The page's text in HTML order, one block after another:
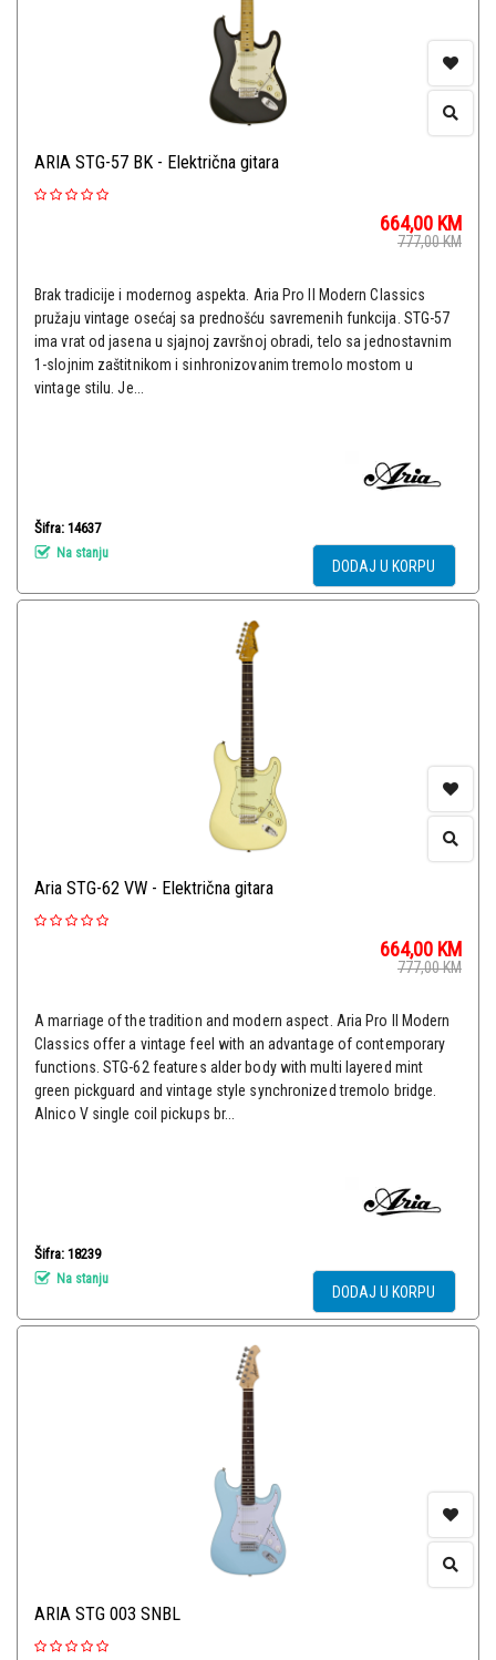
ARIA STG-57 BK - Električna gitara
664,00 KM
777,00KM
Brak tradicije i modernog aspekta. Aria Pro II Modern Classics
pružaju vintage osećaj sa prednošću savremenih funkcija. STG-57
ima vrat od jasena u sjajnoj završnoj obradi, telo sa jednostavnim
1-slojnim zaštitnikom i sinhronizovanim tremolo mostom u
vintage stilu. Je...
Šifra: 14637
Na stanju
DODAJ U KORPU
Aria STG-62 VW - Električna gitara
664,00 KM
777,00KM
A marriage of the tradition and modern aspect. Aria Pro II Modern
Classics offer a vintage feel with an advantage of contemporary
functions. STG-62 features alder body with multi layered mint
green pickguard and vintage style synchronized tremolo bridge.
Alnico V single coil pickups br...
Šifra: 18239
Na stanju
DODAJ U KORPU
ARIA STG 003 SNBL